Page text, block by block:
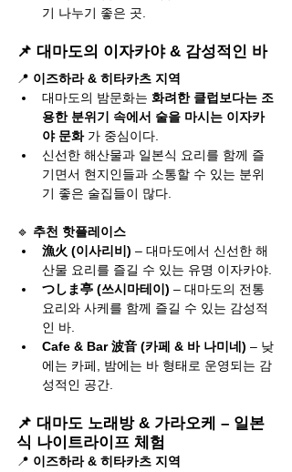
기 나누기 좋은 곳.
📌 대마도의 이자카야 & 감성적인 바
📍 이즈하라 & 히타카츠 지역
대마도의 밤문화는 화려한 클럽보다는 조
용한 분위기 속에서 술을 마시는 이자카
야 문화 가 중심이다.
신선한 해산물과 일본식 요리를 함께 즐
기면서 현지인들과 소통할 수 있는 분위
기 좋은 술집들이 많다.
🔹 추천 핫플레이스
漁火 (이사리비) – 대마도에서 신선한 해
산물 요리를 즐길 수 있는 유명 이자카야.
つしま亭 (쓰시마테이) – 대마도의 전통
요리와 사케를 함께 즐길 수 있는 감성적
인 바.
Cafe & Bar 波音 (카페 & 바 나미네) – 낮
에는 카페, 밤에는 바 형태로 운영되는 감
성적인 공간.
📌 대마도 노래방 & 가라오케 – 일본
식 나이트라이프 체험
📍 이즈하라 & 히타카츠 지역